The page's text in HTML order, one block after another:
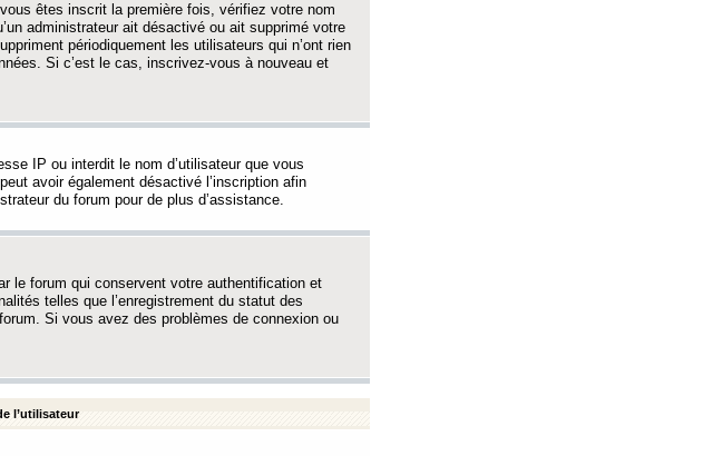
êtes inscrit la première fois, vérifiez votre nom
administrateur ait désactivé ou ait supprimé votre
périodiquement les utilisateurs qui n’ont rien
Si c’est le cas, inscrivez-vous à nouveau et
IP ou interdit le nom d’utilisateur que vous
avoir également désactivé l’inscription afin
du forum pour de plus d’assistance.
le forum qui conservent votre authentification et
telles que l’enregistrement du statut des
Si vous avez des problèmes de connexion ou
l’utilisateur